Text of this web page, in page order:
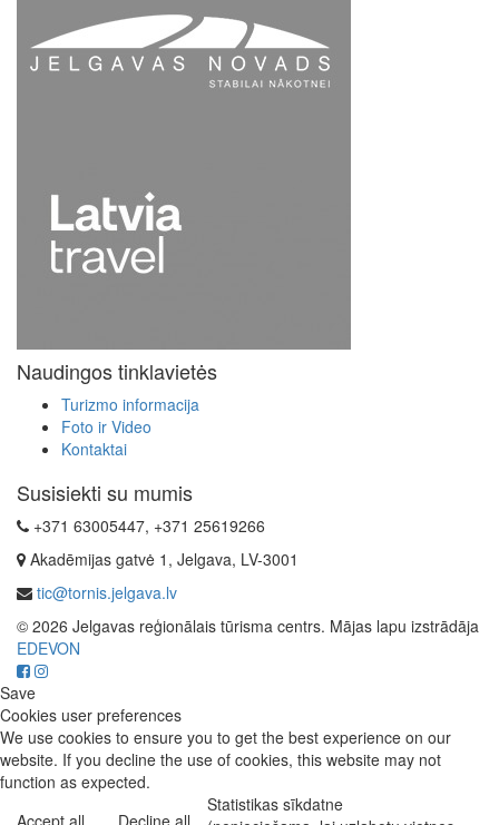
Naudingos tinklavietės
Turizmo informacija
Foto ir Video
Kontaktai
Susisiekti su mumis
+371 63005447, +371 25619266
Akadēmijas gatvė 1, Jelgava, LV-3001
tic@tornis.jelgava.lv
© 2026 Jelgavas reģionālais tūrisma centrs. Mājas lapu izstrādāja
EDEVON
Save
Cookies user preferences
We use cookies to ensure you to get the best experience on our
website. If you decline the use of cookies, this website may not
function as expected.
Statistikas sīkdatne